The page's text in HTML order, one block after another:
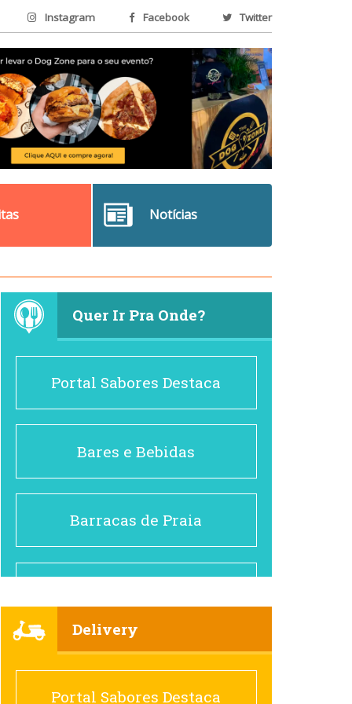
Instagram Facebook Twitter
Notícias
Quer Ir Pra Onde?
Portal Sabores Destaca
Bares e Bebidas
Barracas de Praia
Cafés
Delivery
Portal Sabores Destaca